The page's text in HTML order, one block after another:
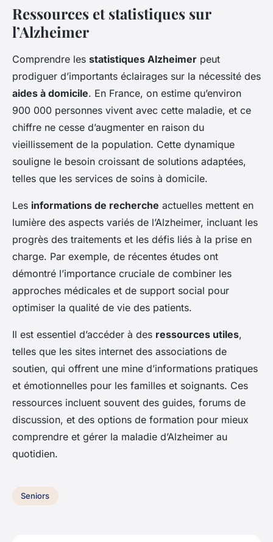
Ressources et statistiques sur
l’Alzheimer
Comprendre les statistiques Alzheimer peut
prodiguer d’importants éclairages sur la nécessité des
aides à domicile. En France, on estime qu’environ
900 000 personnes vivent avec cette maladie, et ce
chiffre ne cesse d’augmenter en raison du
vieillissement de la population. Cette dynamique
souligne le besoin croissant de solutions adaptées,
telles que les services de soins à domicile.
Les informations de recherche actuelles mettent en
lumière des aspects variés de l’Alzheimer, incluant les
progrès des traitements et les défis liés à la prise en
charge. Par exemple, de récentes études ont
démontré l’importance cruciale de combiner les
approches médicales et de support social pour
optimiser la qualité de vie des patients.
Il est essentiel d’accéder à des ressources utiles,
telles que les sites internet des associations de
soutien, qui offrent une mine d’informations pratiques
et émotionnelles pour les familles et soignants. Ces
ressources incluent souvent des guides, forums de
discussion, et des options de formation pour mieux
comprendre et gérer la maladie d’Alzheimer au
quotidien.
Seniors